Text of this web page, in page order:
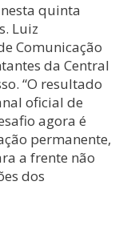
quinta
Luiz
Comunicação
da Central
“O resultado
oficial de
agora é
permanente,
a frente não
dos